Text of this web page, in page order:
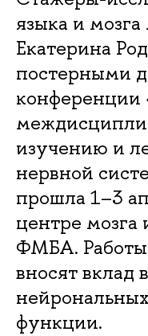
языка и
Екатерина
постерными
конференции
изучению и
нервной
прошла 1–3
центре мозга
ФМБА.
вносят вклад
функции.